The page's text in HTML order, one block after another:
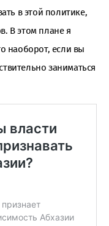
в этой политике,
В этом плане я
наоборот, если вы
заниматься